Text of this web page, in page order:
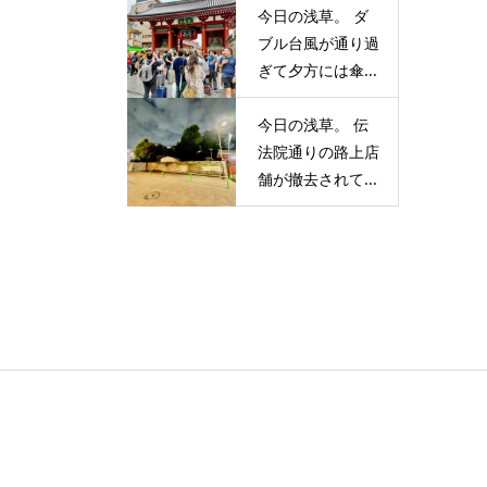
今日の浅草。 ダ
ブル台風が通り過
ぎて夕方には傘...
今日の浅草。 伝
法院通りの路上店
舗が撤去されて...